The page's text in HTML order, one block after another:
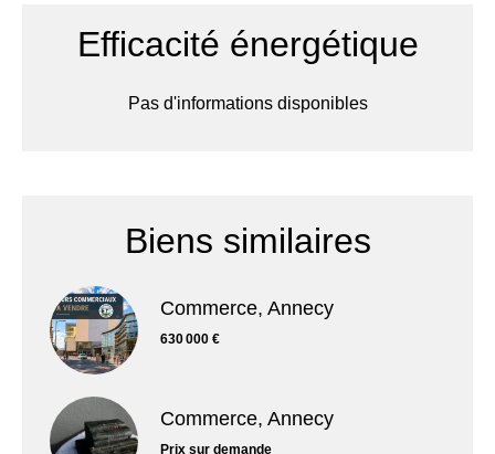
Efficacité énergétique
Pas d'informations disponibles
Biens similaires
Commerce, Annecy
630 000 €
Commerce, Annecy
Prix sur demande